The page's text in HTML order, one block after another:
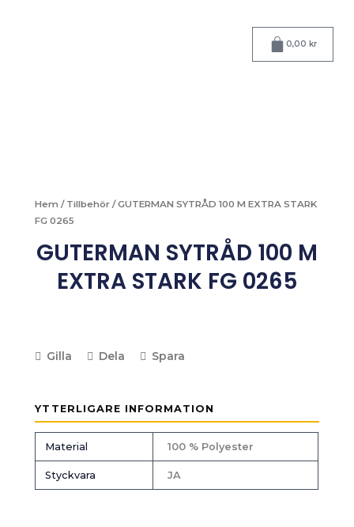
0,00 kr
Varukorg
Hem / Tillbehör / GUTERMAN SYTRÅD 100 M EXTRA STARK
FG 0265
GUTERMAN SYTRÅD 100 M
EXTRA STARK FG 0265
Gilla Dela Spara
YTTERLIGARE INFORMATION
Material 100 % Polyester
Styckvara JA